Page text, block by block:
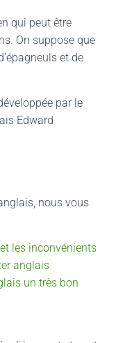
qui peut être
On suppose que
et de
par le
Edward
nous vous
les inconvénients
anglais
un très bon